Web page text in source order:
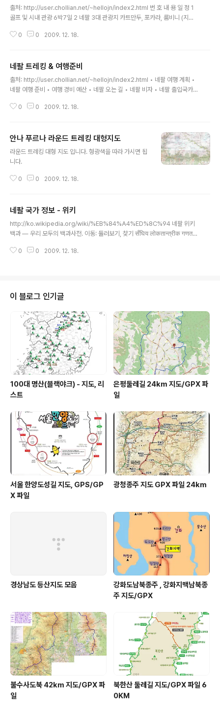
출처: http://user.chollian.net/~hellojn/index2.html 번 호 내 용 일 정 1
골프 및 시내 관광 6박7일 2 네팔 3대 관광지 카트만두, 포카라, 룸비니 (지도
치트완 사파리 8박9일 5 카트만두, 포카라 지역 핵심 관광 9박10일 6 랑탕히
도 포함) 16박17일 10 에베레스트 칼라파타르 트레킹 16박17일 11 에베레스
트 일주 트레킹 (지도 포함) 22박23일 12 안나푸르나 라운드 트레킹 (지도 포
함) 26박27일 ※..
0 0 2009. 12. 18.
네팔 트레킹 & 여행준비
출처: http://user.chollian.net/~hellojn/index2.html • 네팔 여행 계획 •
네팔 여행 준비 • 여행 경비 예산 • 네팔 오는 길 • 네팔 비자 • 네팔 출입국카드
행기 • 트레킹 준비물 • 주요 준비물 사진 • 고산병을 이기자 • 네팔 주요 관광
제 • 국기 및 국가
0 0 2009. 12. 18.
안나 푸르나 라운드 트레킹 대형지도
라운드 트레킹 대형 지도 입니다. 형광색을 따라 가시면 됩
니다.
0 0 2009. 12. 18.
네팔 국가 정보 - 위키
http://ko.wikipedia.org/wiki/%EB%84%A4%ED%8C%94 네팔 위키
백과 ― 우리 모두의 백과사전. 이동: 둘러보기, 찾기 सँघिय लोकतान्त्रीक गणत
의 대지는 천국보다도 좋다.) 국가: 백송이의 꽃 수도 카트만두 27°42′N 85°1
비율 147,181km² (93위) 2.8% 인구 • 2..
0 0 2009. 12. 18.
이 블로그 인기글
100대 명산(블랙야크) - 지도, 리
스트
은평둘레길 24km 지도/GPX 파
일
서울 한양도성길 지도, GPS/GP
X 파일
광청종주 지도 GPX 파일 24km
경상남도 등산지도 모음
강화도남북종주 , 강화지맥남북종
주 지도/GPX
불수사도북 42km 지도/GPX 파
일
북한산 둘레길 지도/GPX 파일 6
0KM